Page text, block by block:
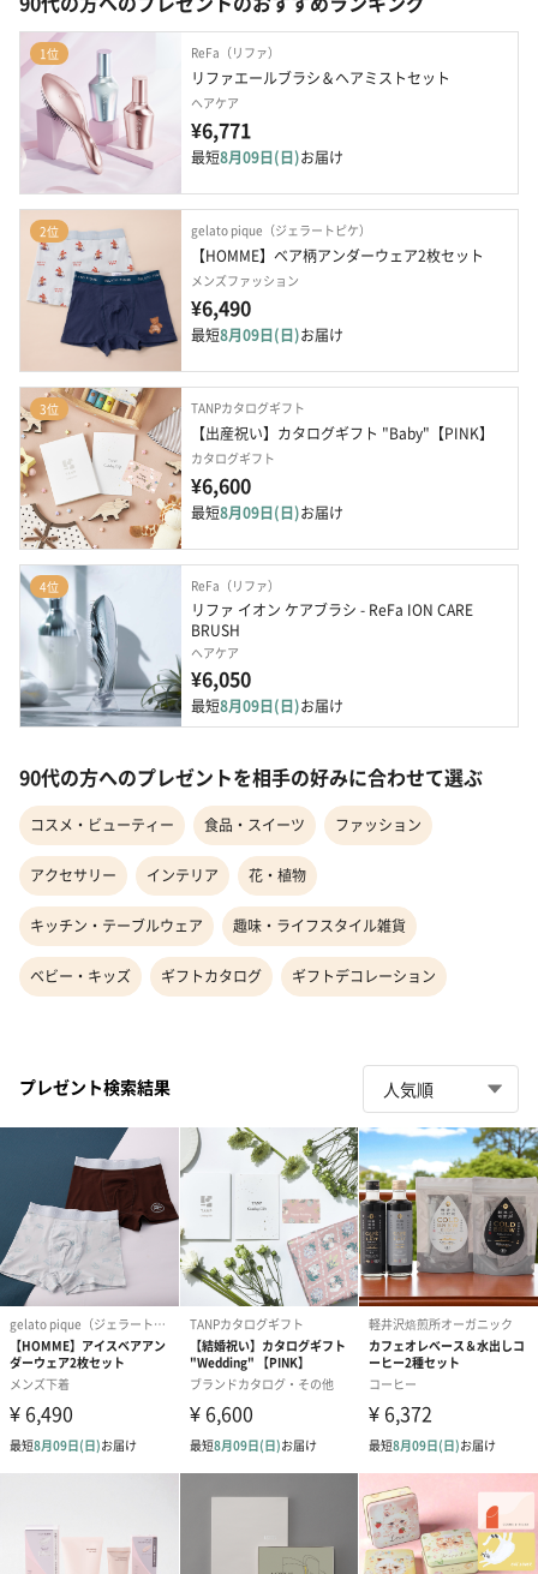
1位 ReFa（リファ）
リファエールブラシ＆ヘアミストセット
ヘアケア
¥6,771
最短8月09日(日)お届け
2位 gelato pique（ジェラートピケ）
【HOMME】ベア柄アンダーウェア2枚セット
メンズファッション
¥6,490
最短8月09日(日)お届け
3位 TANPカタログギフト
【出産祝い】カタログギフト "Baby"【PINK】
カタログギフト
¥6,600
最短8月09日(日)お届け
4位 ReFa（リファ）
リファ イオン ケアブラシ - ReFa ION CARE
BRUSH
ヘアケア
¥6,050
最短8月09日(日)お届け
90代の方へのプレゼントを相手の好みに合わせて選ぶ
コスメ・ビューティー 食品・スイーツ ファッション
アクセサリー インテリア 花・植物
キッチン・テーブルウェア 趣味・ライフスタイル雑貨
ベビー・キッズ ギフトカタログ ギフトデコレーション
プレゼント検索結果